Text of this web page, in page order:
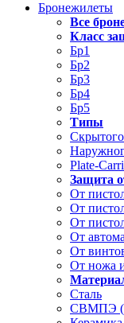
Бронежилеты
Все
Класс
Бр1
Бр2
Бр3
Бр4
Бр5
Типы
Plate-
Защита
От
От
От
От
От
От ножа
Сталь
СВМПЭ